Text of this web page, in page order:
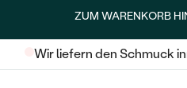
ZUM WARENKORB
Wir liefern den Schmuck